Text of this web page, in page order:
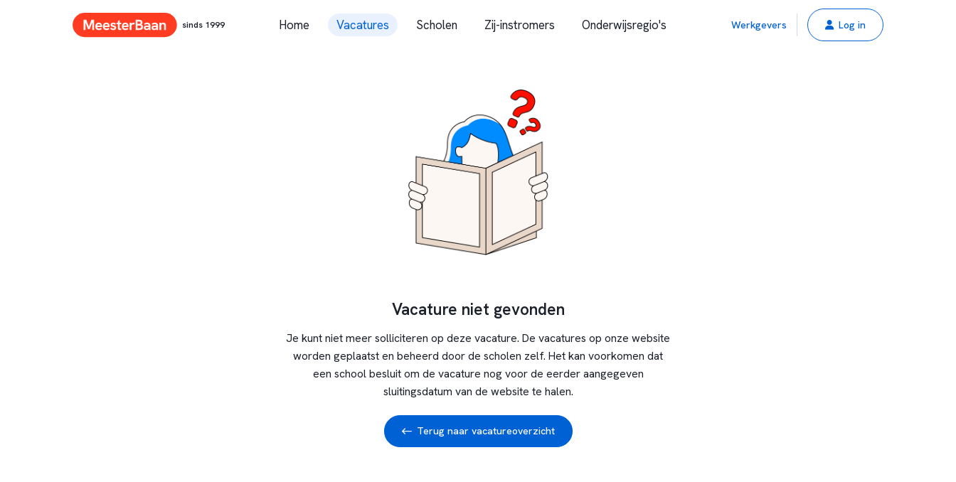
sinds 1999 Home Vacatures Scholen Zij-instromers Onderwijsregio's Werkgevers Log in
Vacature niet gevonden
Je kunt niet meer solliciteren op deze vacature. De vacatures op onze website
worden geplaatst en beheerd door de scholen zelf. Het kan voorkomen dat
een school besluit om de vacature nog voor de eerder aangegeven
sluitingsdatum van de website te halen.
Terug naar vacatureoverzicht